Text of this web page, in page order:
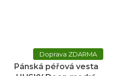
ZDARMA
Pánská péřová vesta